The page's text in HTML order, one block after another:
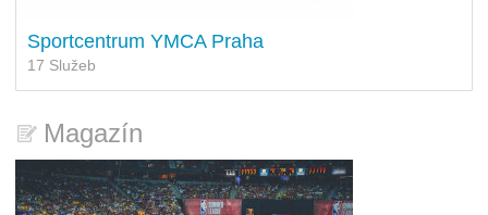
Sportcentrum YMCA Praha
17 Služeb
Magazín